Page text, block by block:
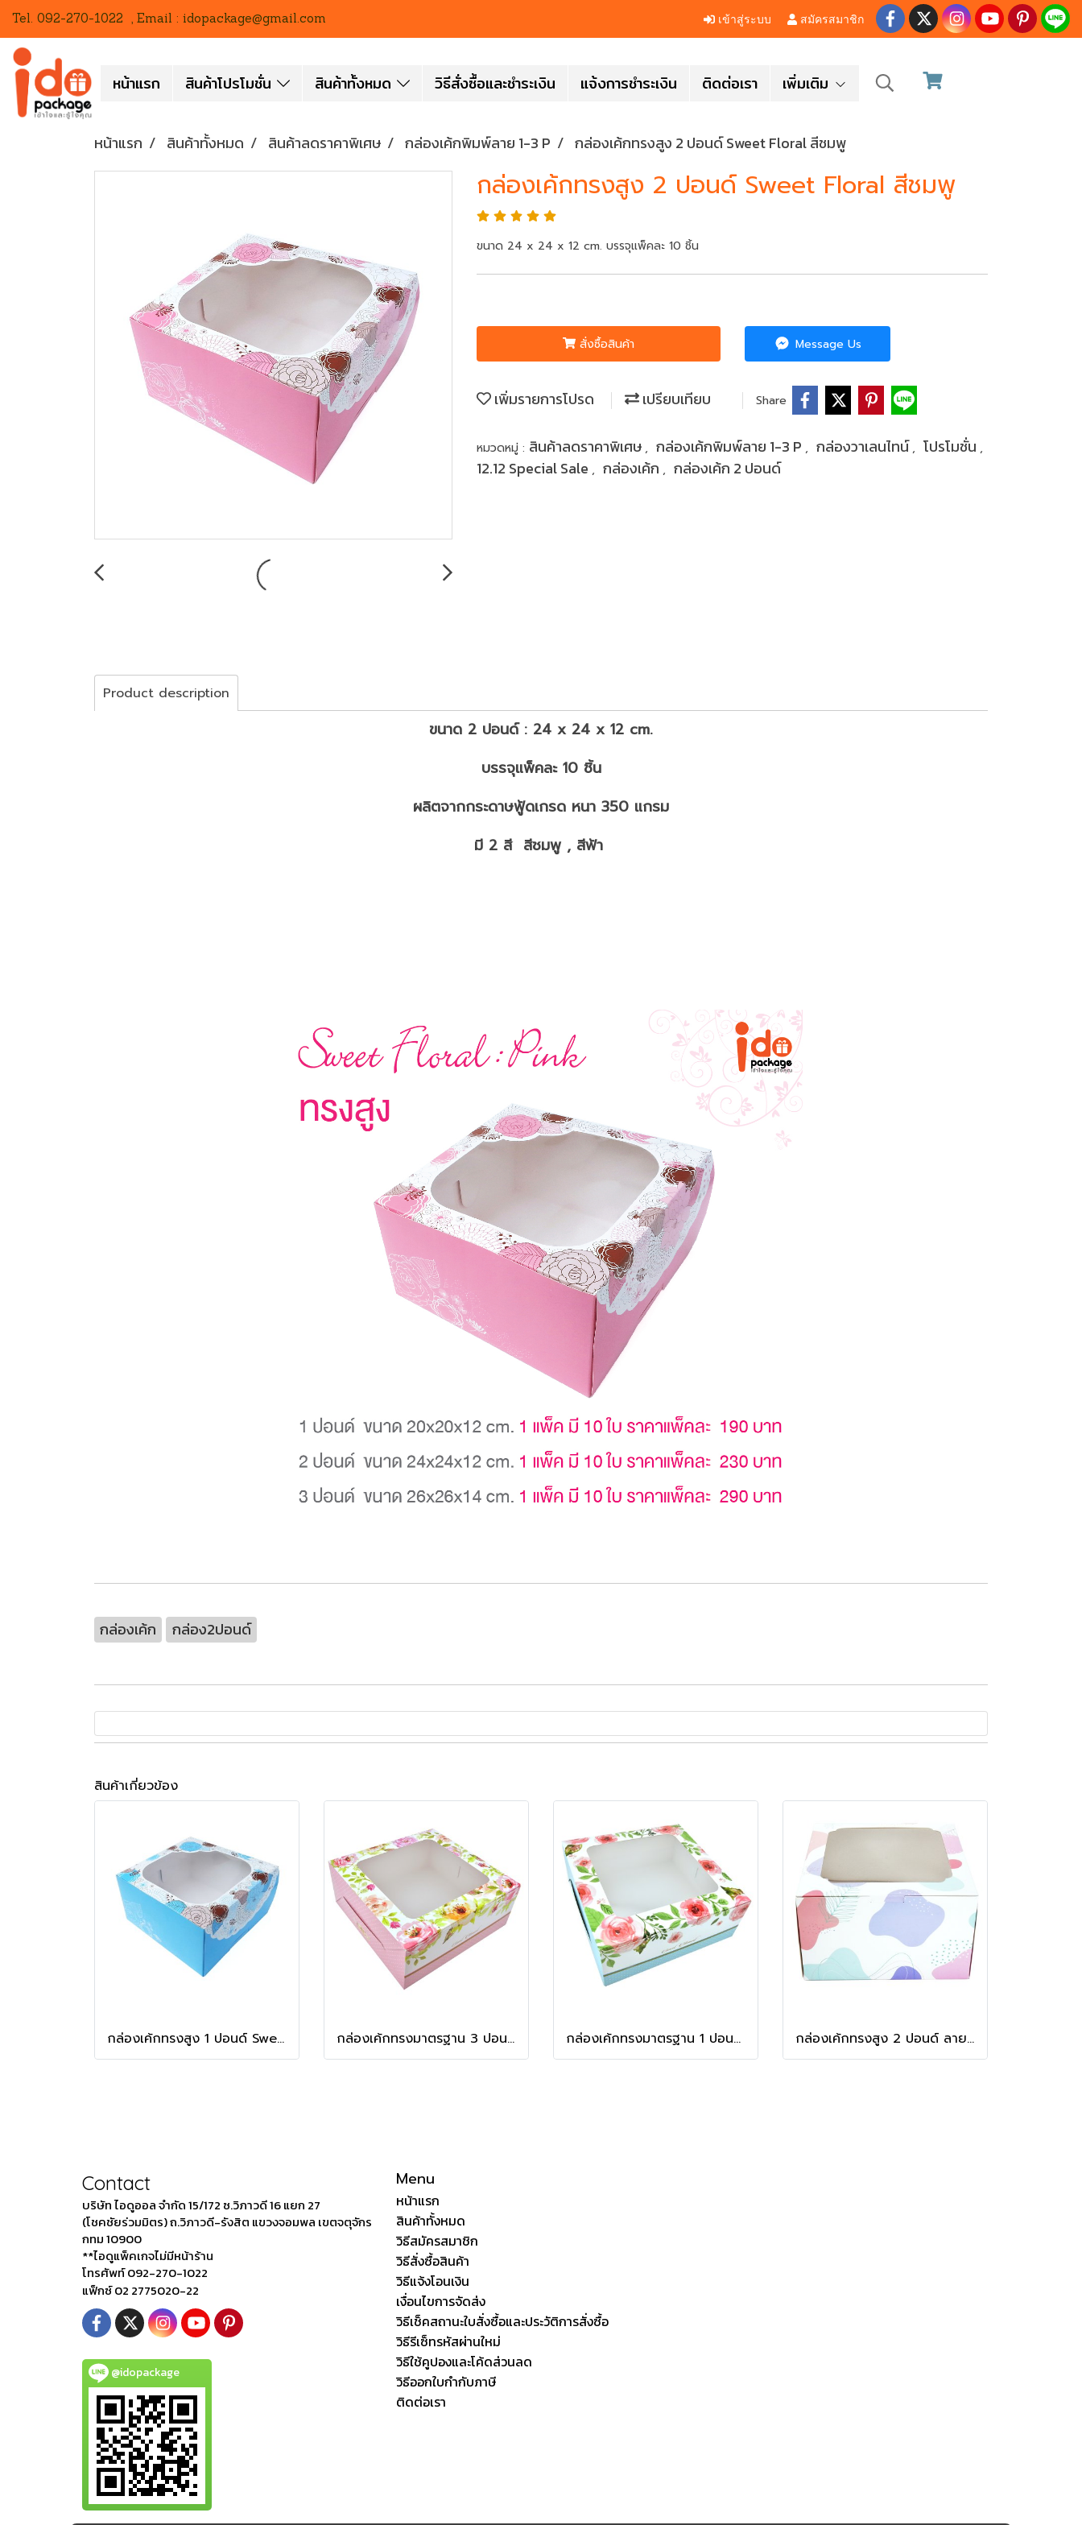
Tel. 092-270-1022 , Email : idopackage@gmail.com เข้าสู่ระบบ สมัครสมาชิก
หน้าแรก สินค้าโปรโมชั่น สินค้าทั้งหมด วิธีสั่งซื้อและชำระเงิน แจ้งการชำระเงิน ติดต่อเรา เพิ่มเติม
หน้าแรก สินค้าทั้งหมด สินค้าลดราคาพิเศษ กล่องเค้กพิมพ์ลาย 1-3 P กล่องเค้กทรงสูง 2 ปอนด์ Sweet Floral สีชมพู
กล่องเค้กทรงสูง 2 ปอนด์ Sweet Floral สีชมพู
ขนาด 24 x 24 x 12 cm. บรรจุแพ็คละ 10 ชิ้น
สั่งซื้อสินค้า Message Us
เพิ่มรายการโปรด เปรียบเทียบ Share
หมวดหมู่ : สินค้าลดราคาพิเศษ , กล่องเค้กพิมพ์ลาย 1-3 P , กล่องวาเลนไทน์, โปรโมชั่น ,
12.12 Special Sale , กล่องเค้ก , กล่องเค้ก 2 ปอนด์
Product description
ขนาด 2 ปอนด์ : 24 x 24 x 12 cm.
บรรจุแพ็คละ 10 ชิ้น
ผลิตจากกระดาษฟู้ดเกรด หนา 350 แกรม
มี 2 สี สีชมพู , สีฟ้า
กล่องเค้ก กล่อง2ปอนด์
สินค้าเกี่ยวข้อง
กล่องเค้กทรงสูง 1 ปอนด์ Sweet Floral สีฟ้า กล่องเค้กทรงมาตรฐาน 3 ปอนด์ ลาย Peony กล่องเค้กทรงมาตรฐาน 1 ปอนด์ ลาย Rosie กล่องเค้กทรงสูง 2 ปอนด์ ลาย Minimal
Contact
บริษัท ไอดูออล จำกัด 15/172 ซ.วิภาวดี 16 แยก 27
(โชคชัยร่วมมิตร) ถ.วิภาวดี-รังสิต แขวงจอมพล เขตจตุจักร
กทม 10900
**ไอดูแพ็คเกจไม่มีหน้าร้าน
โทรศัพท์ 092-270-1022
แฟ็กซ์ 02 2775020-22
@idopackage
Menu
หน้าแรก
สินค้าทั้งหมด
วิธีสมัครสมาชิก
วิธีสั่งซื้อสินค้า
วิธีแจ้งโอนเงิน
เงื่อนไขการจัดส่ง
วิธีเช็คสถานะใบสั่งซื้อและประวัติการสั่งซื้อ
วิธีรีเซ็ทรหัสผ่านใหม่
วิธีใช้คูปองและโค้ดส่วนลด
วิธีออกใบกำกับภาษี
ติดต่อเรา